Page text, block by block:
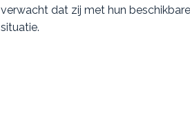
verwacht dat zij met hun
situatie.